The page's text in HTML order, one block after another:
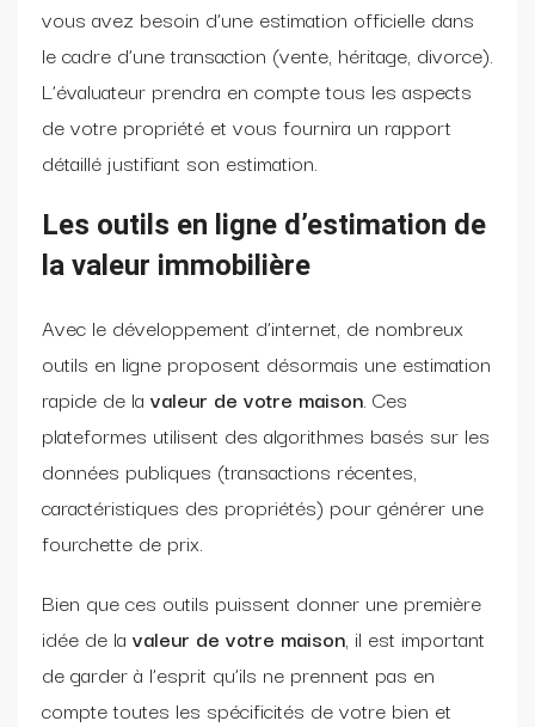
vous avez besoin d’une estimation officielle dans
le cadre d’une transaction (vente, héritage, divorce).
L’évaluateur prendra en compte tous les aspects
de votre propriété et vous fournira un rapport
détaillé justifiant son estimation.
Les outils en ligne d’estimation de
la valeur immobilière
Avec le développement d’internet, de nombreux
outils en ligne proposent désormais une estimation
rapide de la valeur de votre maison. Ces
plateformes utilisent des algorithmes basés sur les
données publiques (transactions récentes,
caractéristiques des propriétés) pour générer une
fourchette de prix.
Bien que ces outils puissent donner une première
idée de la valeur de votre maison, il est important
de garder à l’esprit qu’ils ne prennent pas en
compte toutes les spécificités de votre bien et